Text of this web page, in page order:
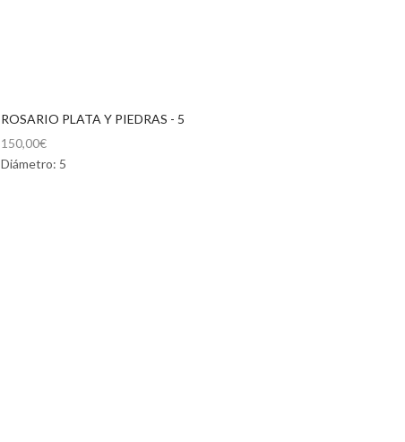
ROSARIO PLATA Y PIEDRAS - 5
150,00€
Diámetro: 5